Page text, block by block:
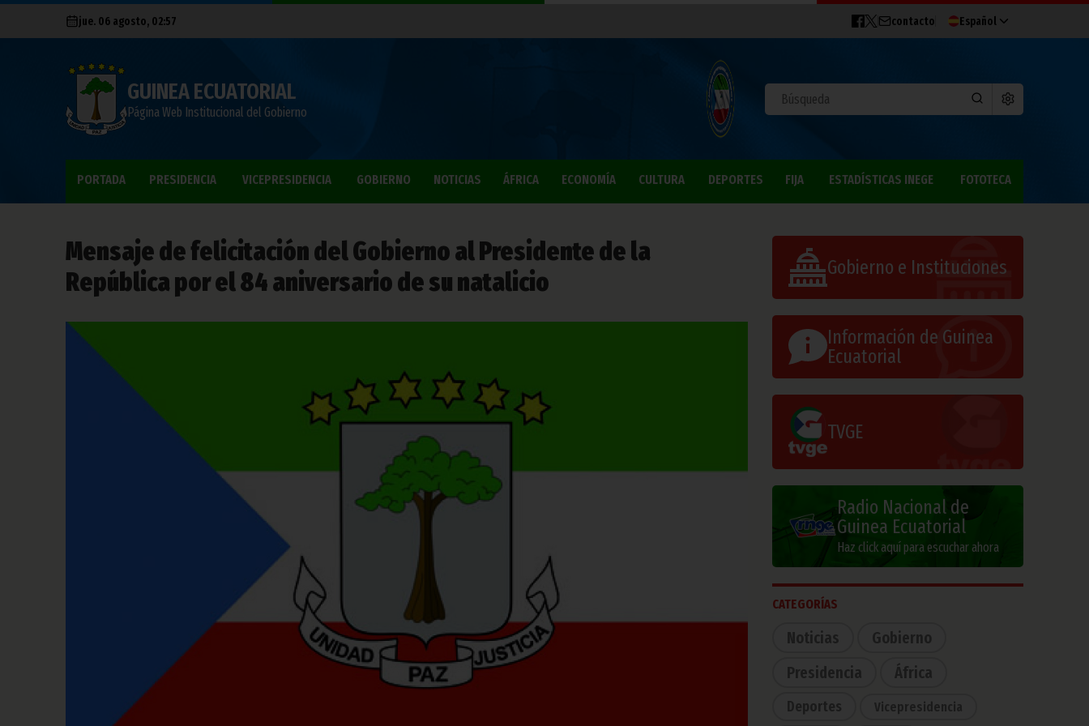
jue. 06 agosto, 02:57 contacto Español
GUINEA ECUATORIAL
Página Web Institucional del Gobierno
PORTADA PRESIDENCIA VICEPRESIDENCIA GOBIERNO NOTICIAS ÁFRICA ECONOMÍA CULTURA DEPORTES FIJA ESTADÍSTICAS INEGE FOTOTECA
Mensaje de felicitación del Gobierno al Presidente de la
República por el 84 aniversario de su natalicio
Gobierno e Instituciones
Información de Guinea
Ecuatorial
TVGE
Radio Nacional de
Guinea Ecuatorial
Haz click aquí para escuchar ahora
CATEGORÍAS
Noticias
Gobierno
Presidencia
África
Deportes Vicepresidencia